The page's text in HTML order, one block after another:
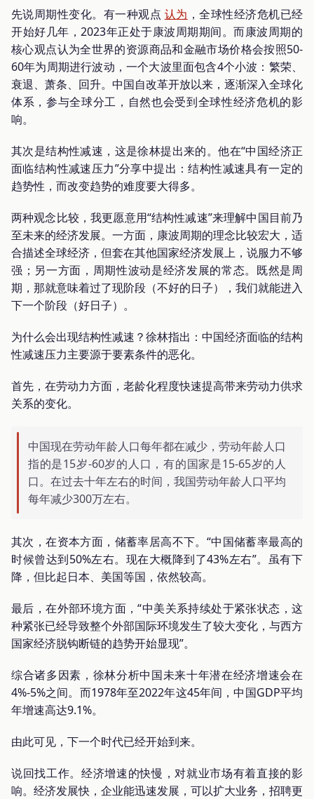
先说周期性变化。有一种观点 认为 ，全球性经济危机已经
开始好几年，2023年正处于康波周期期间。而康波周期的
核心观点认为全世界的资源商品和金融市场价格会按照50-
60年为周期进行波动，一个大波里面包含4个小波：繁荣、
衰退、萧条、回升。中国自改革开放以来，逐渐深入全球化
体系，参与全球分工，自然也会受到全球性经济危机的影
响。
其次是结构性减速，这是徐林提出来的。他在“中国经济正
面临结构性减速压力”分享中提出：结构性减速具有一定的
趋势性，而改变趋势的难度要大得多。
两种观念比较，我更愿意用“结构性减速”来理解中国目前乃
至未来的经济发展。一方面，康波周期的理念比较宏大，适
合描述全球经济，但套在其他国家经济发展上，说服力不够
强；另一方面，周期性波动是经济发展的常态。既然是周
期，那就意味着过了现阶段（不好的日子），我们就能进入
下一个阶段（好日子）。
为什么会出现结构性减速？徐林指出：中国经济面临的结构
性减速压力主要源于要素条件的恶化。
首先，在劳动力方面，老龄化程度快速提高带来劳动力供求
关系的变化。
中国现在劳动年龄人口每年都在减少，劳动年龄人口
指的是15岁-60岁的人口，有的国家是15-65岁的人
口。在过去十年左右的时间，我国劳动年龄人口平均
每年减少300万左右。
其次，在资本方面，储蓄率居高不下。“中国储蓄率最高的
时候曾达到50%左右。现在大概降到了43%左右”。虽有下
降，但比起日本、美国等国，依然较高。
最后，在外部环境方面，“中美关系持续处于紧张状态，这
种紧张已经导致整个外部国际环境发生了较大变化，与西方
国家经济脱钩断链的趋势开始显现”。
综合诸多因素，徐林分析中国未来十年潜在经济增速会在
4%-5%之间。而1978年至2022年这45年间，中国GDP平均
年增速高达9.1%。
由此可见，下一个时代已经开始到来。
说回找工作。经济增速的快慢，对就业市场有着直接的影
响。经济发展快，企业能迅速发展，可以扩大业务，招聘更